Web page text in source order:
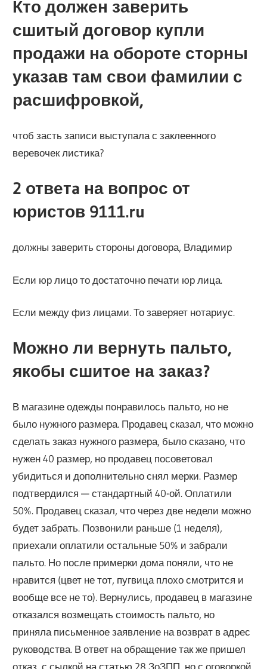
Кто должен заверить
сшитый договор купли
продажи на обороте сторны
указав там свои фамилии с
расшифровкой,
чтоб засть записи выступала с заклеенного
веревочек листика?
2 ответa на вопрос от
юристов 9111.ru
должны заверить стороны договора, Владимир
Если юр лицо то достаточно печати юр лица.
Если между физ лицами. То заверяет нотариус.
Можно ли вернуть пальто,
якобы сшитое на заказ?
В магазине одежды понравилось пальто, но не
было нужного размера. Продавец сказал, что можно
сделать заказ нужного размера, было сказано, что
нужен 40 размер, но продавец посоветовал
убидиться и дополнительно снял мерки. Размер
подтвердился — стандартный 40-ой. Оплатили
50%. Продавец сказал, что через две недели можно
будет забрать. Позвонили раньше (1 неделя),
приехали оплатили остальные 50% и забрали
пальто. Но после примерки дома поняли, что не
нравится (цвет не тот, пугвица плохо смотрится и
вообще все не то). Вернулись, продавец в магазине
отказался возмещать стоимость пальто, но
приняла письменное заявление на возврат в адрес
руководства. В ответ на обращение так же пришел